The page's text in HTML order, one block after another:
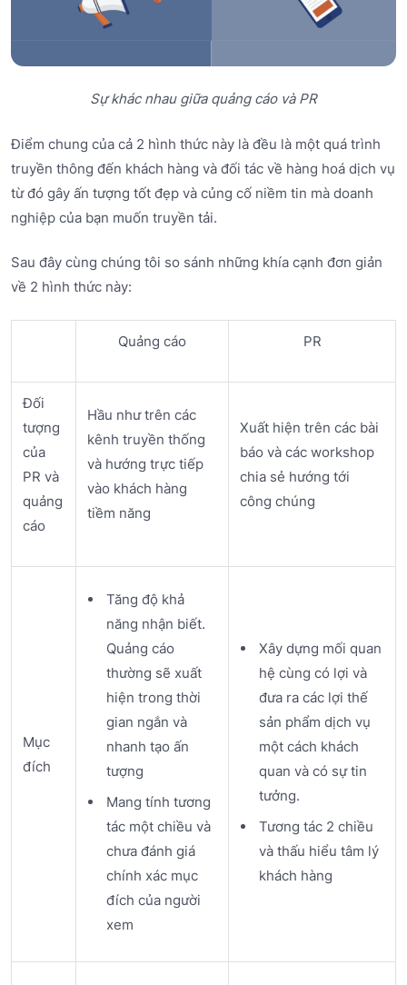
Sự khác nhau giữa quảng cáo và PR
Điểm chung của cả 2 hình thức này là đều là một quá trình
truyền thông đến khách hàng và đối tác về hàng hoá dịch vụ
từ đó gây ấn tượng tốt đẹp và củng cố niềm tin mà doanh
nghiệp của bạn muốn truyền tải.
Sau đây cùng chúng tôi so sánh những khía cạnh đơn giản
về 2 hình thức này:
Quảng cáo PR
Đối
tượng
của
PR và
quảng
cáo
Hầu như trên các
kênh truyền thống
và hướng trực tiếp
vào khách hàng
tiềm năng
Xuất hiện trên các bài
báo và các workshop
chia sẻ hướng tới
công chúng
Mục
đích
Tăng độ khả
năng nhận biết.
Quảng cáo
thường sẽ xuất
hiện trong thời
gian ngắn và
nhanh tạo ấn
tượng
Mang tính tương
tác một chiều và
chưa đánh giá
chính xác mục
đích của người
xem
Xây dựng mối quan
hệ cùng có lợi và
đưa ra các lợi thế
sản phẩm dịch vụ
một cách khách
quan và có sự tin
tưởng.
Tương tác 2 chiều
và thấu hiểu tâm lý
khách hàng